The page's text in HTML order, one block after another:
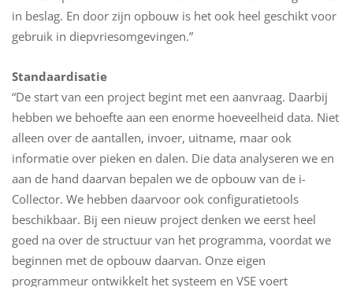
in beslag. En door zijn opbouw is het ook heel geschikt voor
gebruik in diepvriesomgevingen.”
Standaardisatie
“De start van een project begint met een aanvraag. Daarbij
hebben we behoefte aan een enorme hoeveelheid data. Niet
alleen over de aantallen, invoer, uitname, maar ook
informatie over pieken en dalen. Die data analyseren we en
aan de hand daarvan bepalen we de opbouw van de i-
Collector. We hebben daarvoor ook configuratietools
beschikbaar. Bij een nieuw project denken we eerst heel
goed na over de structuur van het programma, voordat we
beginnen met de opbouw daarvan. Onze eigen
programmeur ontwikkelt het systeem en VSE voert